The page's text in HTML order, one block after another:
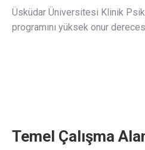
Üsküdar Üniversitesi Klinik
programını yüksek onur
Temel Çalışma